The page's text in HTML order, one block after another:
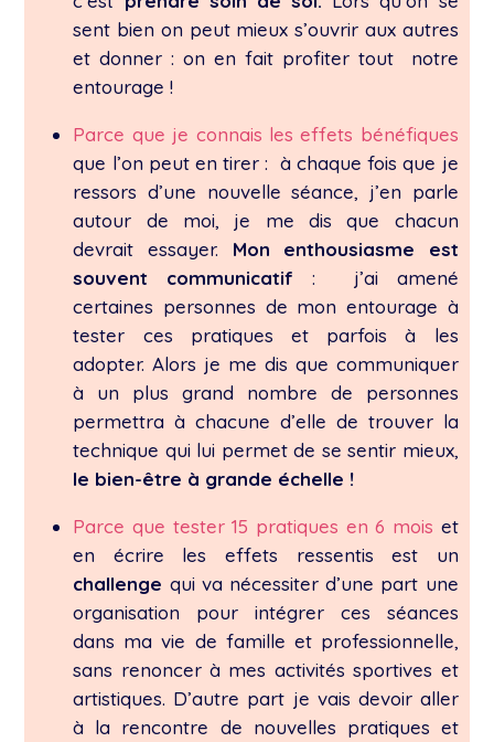
sent bien on peut mieux s’ouvrir aux autres
et donner : on en fait profiter tout notre
entourage !
Parce que je connais les effets bénéfiques
que l’on peut en tirer : à chaque fois que je
ressors d’une nouvelle séance, j’en parle
autour de moi, je me dis que chacun
devrait essayer. Mon enthousiasme est
souvent communicatif : j’ai amené
certaines personnes de mon entourage à
tester ces pratiques et parfois à les
adopter. Alors je me dis que communiquer
à un plus grand nombre de personnes
permettra à chacune d’elle de trouver la
technique qui lui permet de se sentir mieux,
le bien-être à grande échelle !
Parce que tester 15 pratiques en 6 mois et
en écrire les effets ressentis est un
challenge qui va nécessiter d’une part une
organisation pour intégrer ces séances
dans ma vie de famille et professionnelle,
sans renoncer à mes activités sportives et
artistiques. D’autre part je vais devoir aller
à la rencontre de nouvelles pratiques et